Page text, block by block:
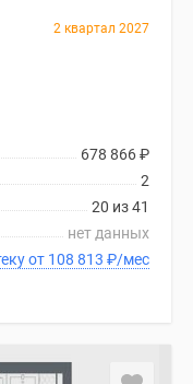
2 квартал 2027
678 866₽
2
20 из 41
нет данных
В ипотеку от 108 813 ₽/мес